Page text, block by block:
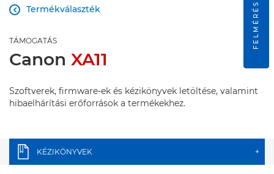
Termékválaszték

TÁMOGATÁS
Canon XA11
Szoftverek, firmware-ek és kézikönyvek letöltése, valamint
hibaelhárítási erőforrások a termékekhez.
KÉZIKÖNYVEK +
FELMÉRÉS